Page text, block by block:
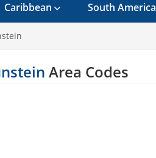
Caribbean South America
Area Codes